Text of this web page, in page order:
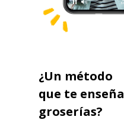
¿Un método
que te enseña
groserías?